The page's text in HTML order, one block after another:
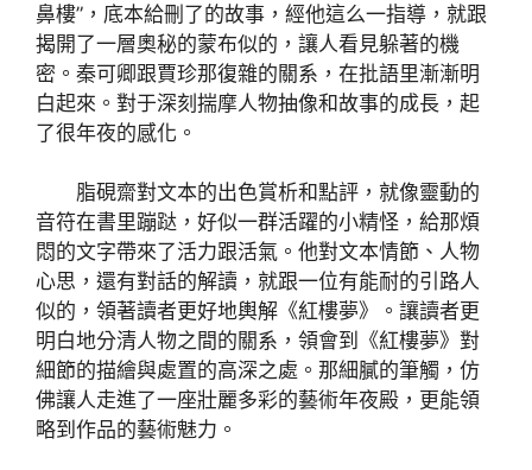
鼻樓”，底本給刪了的故事，經他這么一指導，就跟
揭開了一層奧秘的蒙布似的，讓人看見躲著的機
密。秦可卿跟賈珍那復雜的關系，在批語里漸漸明
白起來。對于深刻揣摩人物抽像和故事的成長，起
了很年夜的感化。
脂硯齋對文本的出色賞析和點評，就像靈動的
音符在書里蹦跶，好似一群活躍的小精怪，給那煩
悶的文字帶來了活力跟活氣。他對文本情節、人物
心思，還有對話的解讀，就跟一位有能耐的引路人
似的，領著讀者更好地輿解《紅樓夢》。讓讀者更
明白地分清人物之間的關系，領會到《紅樓夢》對
細節的描繪與處置的高深之處。那細膩的筆觸，仿
佛讓人走進了一座壯麗多彩的藝術年夜殿，更能領
略到作品的藝術魅力。